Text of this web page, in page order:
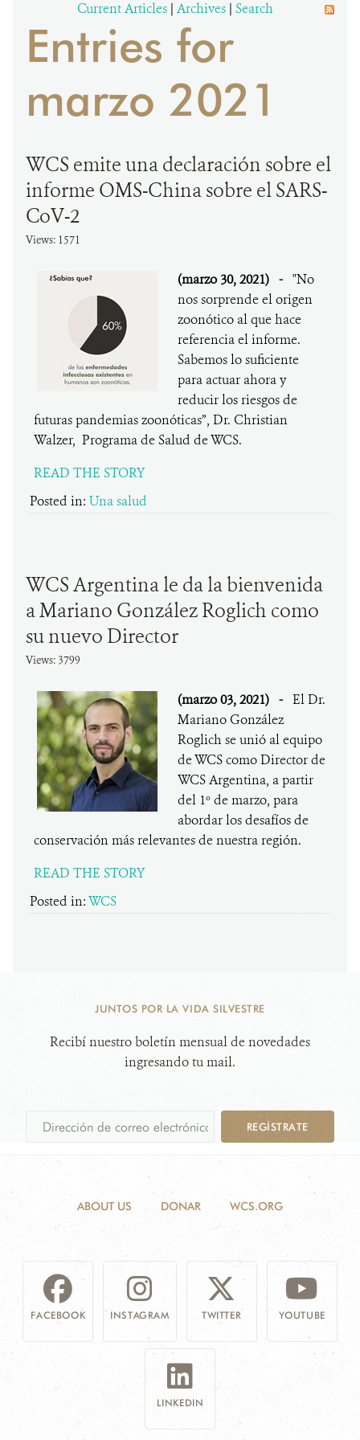
DONA
Current Articles | Archives | Search
Entries for
marzo 2021
WCS emite una declaración sobre el
informe OMS-China sobre el SARS-
CoV-2
Views: 1571
(marzo 30, 2021) - "No
nos sorprende el origen
zoonótico al que hace
referencia el informe.
Sabemos lo suficiente
para actuar ahora y
reducir los riesgos de
futuras pandemias zoonóticas”, Dr. Christian
Walzer, Programa de Salud de WCS.
READ THE STORY
Posted in: Una salud
WCS Argentina le da la bienvenida
a Mariano González Roglich como
su nuevo Director
Views: 3799
(marzo 03, 2021) - El Dr.
Mariano González
Roglich se unió al equipo
de WCS como Director de
WCS Argentina, a partir
del 1º de marzo, para
abordar los desafíos de
conservación más relevantes de nuestra región.
READ THE STORY
Posted in:WCS
JUNTOS POR LA VIDA SILVESTRE
Recibí nuestro boletín mensual de novedades
ingresando tu mail.
REGÍSTRATE
ABOUT US DONAR WCS.ORG
FACEBOOK INSTAGRAM TWITTER YOUTUBE
LINKEDIN